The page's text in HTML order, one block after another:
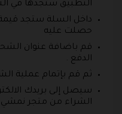
التطبيق ستجدها في
داخل السلة ستجد
حصلت عليه
قم باضافة عنوان
الدفع .
ثم قم بإتمام عملية
سيصل إلى بريدك
الشراء من متجر نمشي